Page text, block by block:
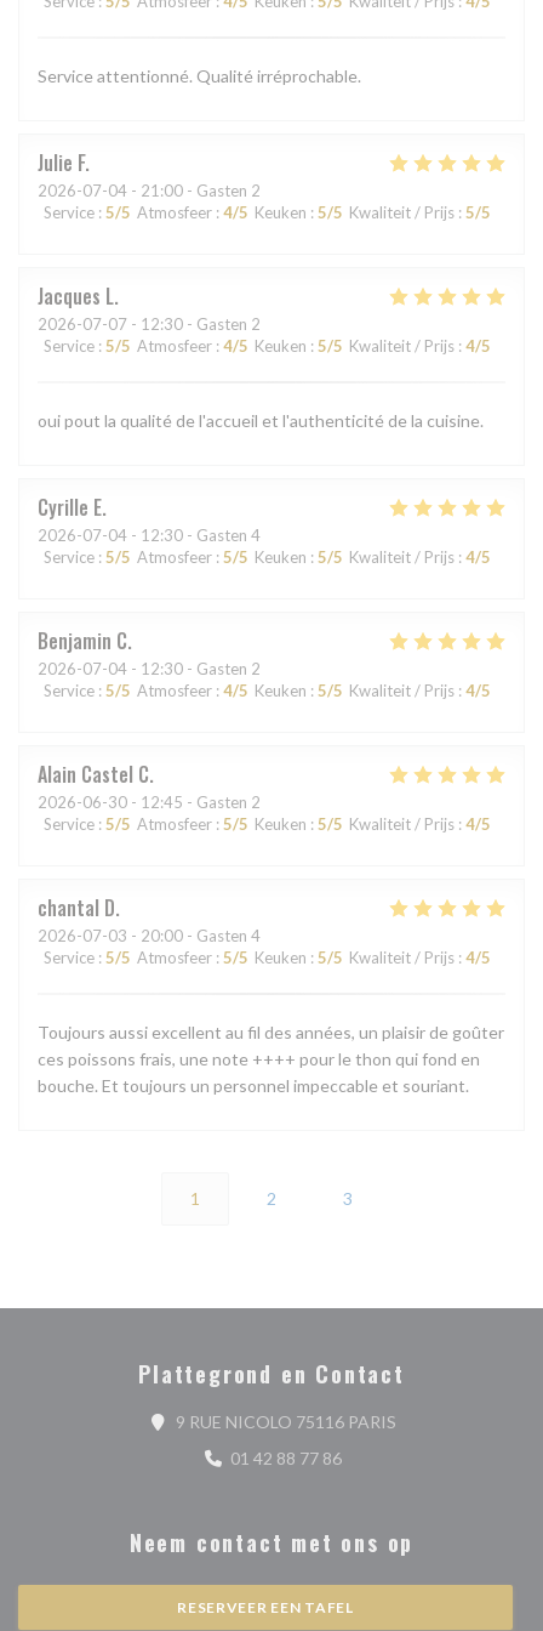
Service attentionné. Qualité irréprochable.
Julie F
2026-07-04 - 21:00 - Gasten 2
Service : 5/5 Atmosfeer : 4/5 Keuken : 5/5 Kwaliteit / Prijs : 5/5
Jacques L
2026-07-07 - 12:30 - Gasten 2
Service : 5/5 Atmosfeer : 4/5 Keuken : 5/5 Kwaliteit / Prijs : 4/5
oui pout la qualité de l'accueil et l'authenticité de la cuisine.
Cyrille E
2026-07-04 - 12:30 - Gasten 4
Service : 5/5 Atmosfeer : 5/5 Keuken : 5/5 Kwaliteit / Prijs : 4/5
Benjamin C
2026-07-04 - 12:30 - Gasten 2
Service : 5/5 Atmosfeer : 4/5 Keuken : 5/5 Kwaliteit / Prijs : 4/5
Alain Castel C
2026-06-30 - 12:45 - Gasten 2
Service : 5/5 Atmosfeer : 5/5 Keuken : 5/5 Kwaliteit / Prijs : 4/5
chantal D
2026-07-03 - 20:00 - Gasten 4
Service : 5/5 Atmosfeer : 5/5 Keuken : 5/5 Kwaliteit / Prijs : 4/5
Toujours aussi excellent au fil des années, un plaisir de goûter
ces poissons frais, une note ++++ pour le thon qui fond en
bouche. Et toujours un personnel impeccable et souriant.
1 2 3
Plattegrond en Contact
9 RUE NICOLO 75116 PARIS((opent in een
01 42 88 77 86
Neem contact met ons op
RESERVEER EEN TAFEL